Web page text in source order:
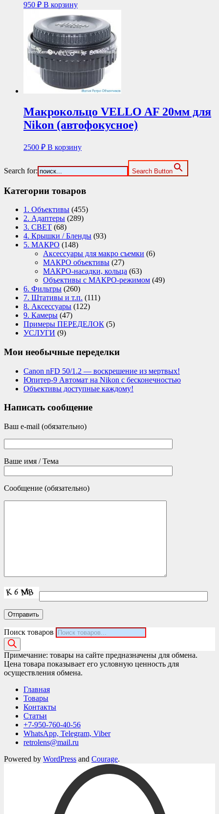
950 ₽ В корзину
Макрокольцо VELLO AF 20мм для
Nikon (автофокусное)
2500 ₽ В корзину
Search for: Search Button
Категории товаров
1. Объективы (455)
2. Адаптеры (289)
3. СВЕТ (68)
4. Крышки / Бленды (93)
5. МАКРО (148)
Аксессуары для макро съемки (6)
МАКРО объективы (27)
МАКРО-насадки, кольца (63)
Объективы с МАКРО-режимом (49)
6. Фильтры (260)
7. Штативы и т.п. (111)
8. Аксессуары (122)
9. Камеры (47)
Примеры ПЕРЕДЕЛОК (5)
УСЛУГИ (9)
Мои необычные переделки
Canon nFD 50/1.2 — воскрешение из мертвых!
Юпитер-9 Автомат на Nikon с бесконечностью
Объективы доступные каждому!
Написать сообщение
Ваш e-mail (обязательно)
Ваше имя / Тема
Сообщение (обязательно)
Поиск товаров
Примечание: товары на сайте предназначены для обмена.
Цена товара показывает его условную ценность для
осуществления обмена.
Главная
Товары
Контакты
Статьи
+7-950-760-40-56
WhatsApp, Telegram, Viber
retrolens@mail.ru
Powered by WordPress and Courage.